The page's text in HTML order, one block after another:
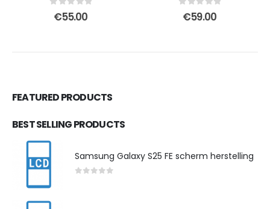
out of 5
€55.00 out of 5
€59.00
FEATURED PRODUCTS
BEST SELLING PRODUCTS
Samsung Galaxy S25 FE scherm herstelling